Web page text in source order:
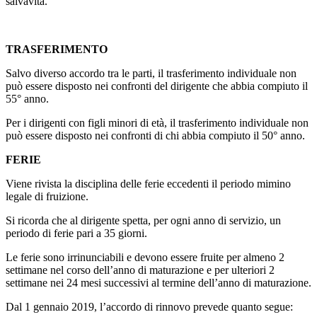
TRASFERIMENTO
Salvo diverso accordo tra le parti, il trasferimento individuale non
può essere disposto nei confronti del dirigente che abbia compiuto il
55° anno.
Per i dirigenti con figli minori di età, il trasferimento individuale non
può essere disposto nei confronti di chi abbia compiuto il 50° anno.
FERIE
Viene rivista la disciplina delle ferie eccedenti il periodo mimino
legale di fruizione.
Si ricorda che al dirigente spetta, per ogni anno di servizio, un
periodo di ferie pari a 35 giorni.
Le ferie sono irrinunciabili e devono essere fruite per almeno 2
settimane nel corso dell’anno di maturazione e per ulteriori 2
settimane nei 24 mesi successivi al termine dell’anno di maturazione.
Dal 1 gennaio 2019, l’accordo di rinnovo prevede quanto segue: